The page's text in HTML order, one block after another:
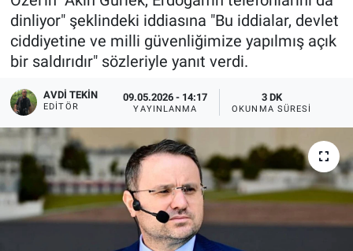
dinliyor" şeklindeki iddiasına "Bu iddialar, devlet
ciddiyetine ve milli güvenliğimize yapılmış açık
bir saldırıdır" sözleriyle yanıt verdi.
AVDI TEKIN
EDITÖR
09.05.2026 - 14:17
YAYINLANMA
3 DK
OKUNMA SÜRESI
Son Dakika Haberleri